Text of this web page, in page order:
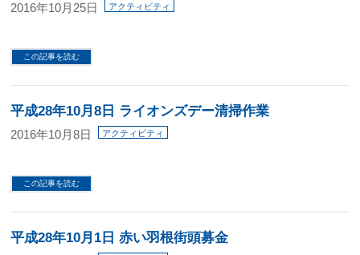
2016年10月25日 アクティビティ
この記事を読む
平成28年10月8日 ライオンズデー清掃作業
2016年10月8日 アクティビティ
この記事を読む
平成28年10月1日 赤い羽根街頭募金